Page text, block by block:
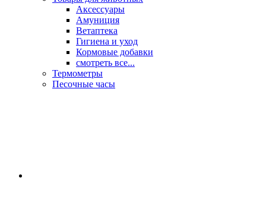
Аксессуары
Амуниция
Ветаптека
Гигиена и уход
Кормовые добавки
смотреть все...
Термометры
Песочные часы